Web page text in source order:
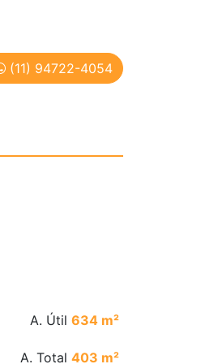
(11) 94722-4054
A. Útil 634 m²
A. Total 403 m²